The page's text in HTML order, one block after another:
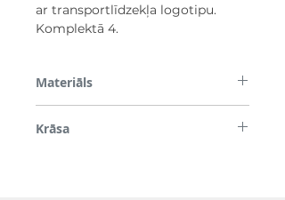
ar transportlīdzekļa logotipu.
Komplektā 4.
Materiāls
Krāsa